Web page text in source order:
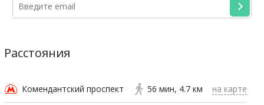
Расстояния
Комендантский проспект 56 мин 4.7 км на карте